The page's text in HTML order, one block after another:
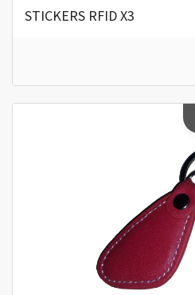
STICKERS RFID X3